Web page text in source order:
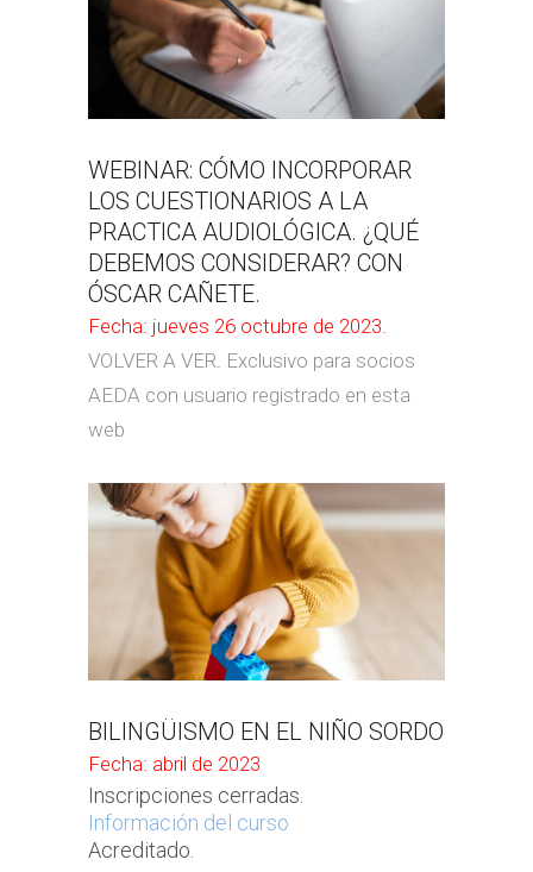
WEBINAR: CÓMO INCORPORAR
LOS CUESTIONARIOS A LA
PRACTICA AUDIOLÓGICA. ¿QUÉ
DEBEMOS CONSIDERAR? CON
ÓSCAR CAÑETE.
Fecha: jueves 26 octubre de 2023.
VOLVER A VER. Exclusivo para socios
AEDA con usuario registrado en esta
web
BILINGÜISMO EN EL NIÑO SORDO
Fecha: abril de 2023
Inscripciones cerradas.
Información del curso
Acreditado.